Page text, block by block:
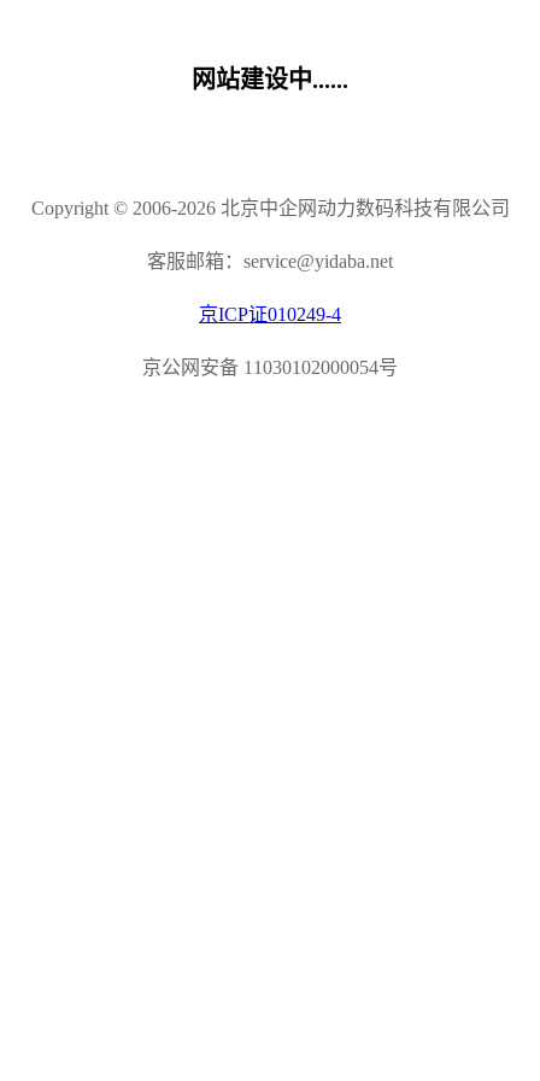
网站建设中......
Copyright © 2006-2026 北京中企网动力数码科技有限公司
客服邮箱：service@yidaba.net
京ICP证010249-4
京公网安备 11030102000054号